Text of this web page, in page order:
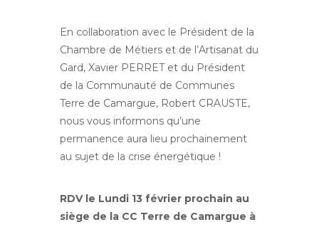
En collaboration avec le Président de la
Chambre de Métiers et de l’Artisanat du
Gard, Xavier PERRET et du Président
de la Communauté de Communes
Terre de Camargue, Robert CRAUSTE,
nous vous informons qu’une
permanence aura lieu prochainement
au sujet de la crise énergétique !
RDV le Lundi 13 février prochain au
siège de la CC Terre de Camargue à